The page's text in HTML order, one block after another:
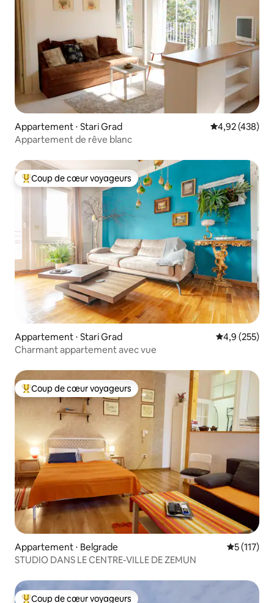
Appartement ⋅ Stari Grad Évaluation
4,92 (438)
Appartement de rêve blanc
Coups de cœur voyageurs les plus appréciés
Coup de cœur voyageurs
Appartement ⋅ Stari Grad Évaluation
4,9 (255)
Charmant appartement avec vue
Coups de cœur voyageurs les plus appréciés
Coup de cœur voyageurs
Appartement ⋅ Belgrade Évaluation
5 (117)
STUDIO DANS LE CENTRE-VILLE DE ZEMUN
Coup de cœur voyageurs